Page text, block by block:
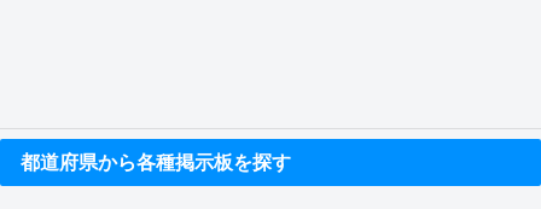
都道府県から各種掲示板を探す